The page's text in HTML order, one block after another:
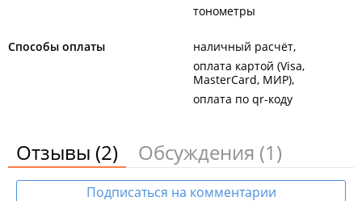
тонометры
Способы оплаты
наличный расчёт
оплата картой (Visa,
MasterCard, МИР)
оплата по qr-коду
Отзывы (2) Обсуждения (1)
Подписаться на комментарии